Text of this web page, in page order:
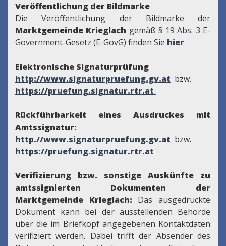
Veröffentlichung der Bildmarke
Die Veröffentlichung der Bildmarke der
Marktgemeinde Krieglach gemäß § 19 Abs. 3 E-
Government-Gesetz (E-GovG) finden Sie hier
Elektronische Signaturprüfung
http://www.signaturpruefung.gv.at bzw.
https://pruefung.signatur.rtr.at
Rückführbarkeit eines Ausdruckes mit
Amtssignatur:
http.//www.signaturpruefung.gv.at bzw.
https://pruefung.signatur.rtr.at
Verifizierung bzw. sonstige Auskünfte zu
amtssignierten Dokumenten der
Marktgemeinde Krieglach: Das ausgedruckte
Dokument kann bei der ausstellenden Behörde
über die im Briefkopf angegebenen Kontaktdaten
verifiziert werden. Dabei trifft der Absender des